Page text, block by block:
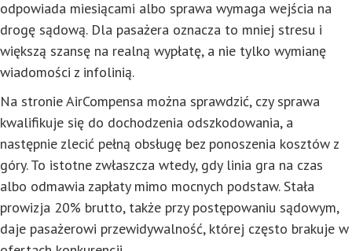
odpowiada miesiącami albo sprawa wymaga wejścia na
drogę sądową. Dla pasażera oznacza to mniej stresu i
większą szansę na realną wypłatę, a nie tylko wymianę
wiadomości z infolinią.
Na stronie AirCompensa można sprawdzić, czy sprawa
kwalifikuje się do dochodzenia odszkodowania, a
następnie zlecić pełną obsługę bez ponoszenia kosztów z
góry. To istotne zwłaszcza wtedy, gdy linia gra na czas
albo odmawia zapłaty mimo mocnych podstaw. Stała
prowizja 20% brutto, także przy postępowaniu sądowym,
daje pasażerowi przewidywalność, której często brakuje w